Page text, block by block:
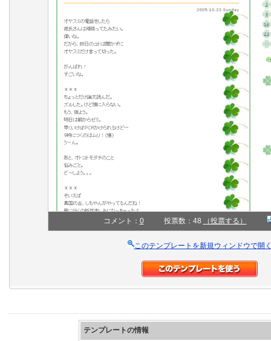
コメント： 0 投票数：48 （投票する）
このテンプレートを新規ウィンドウで開
テンプレートの情報